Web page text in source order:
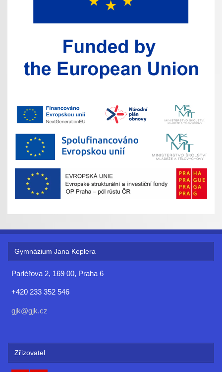
Gymnázium Jana Keplera
Parléřova 2, 169 00, Praha 6
+420 233 352 546
gjk@gjk.cz
Zřizovatel